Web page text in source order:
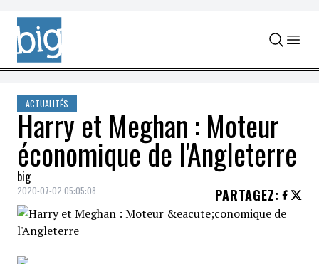
Skip to content
ACTUALITÉS
Harry et Meghan : Moteur
économique de l'Angleterre
big
2020-07-02 05:05:08 PARTAGEZ: